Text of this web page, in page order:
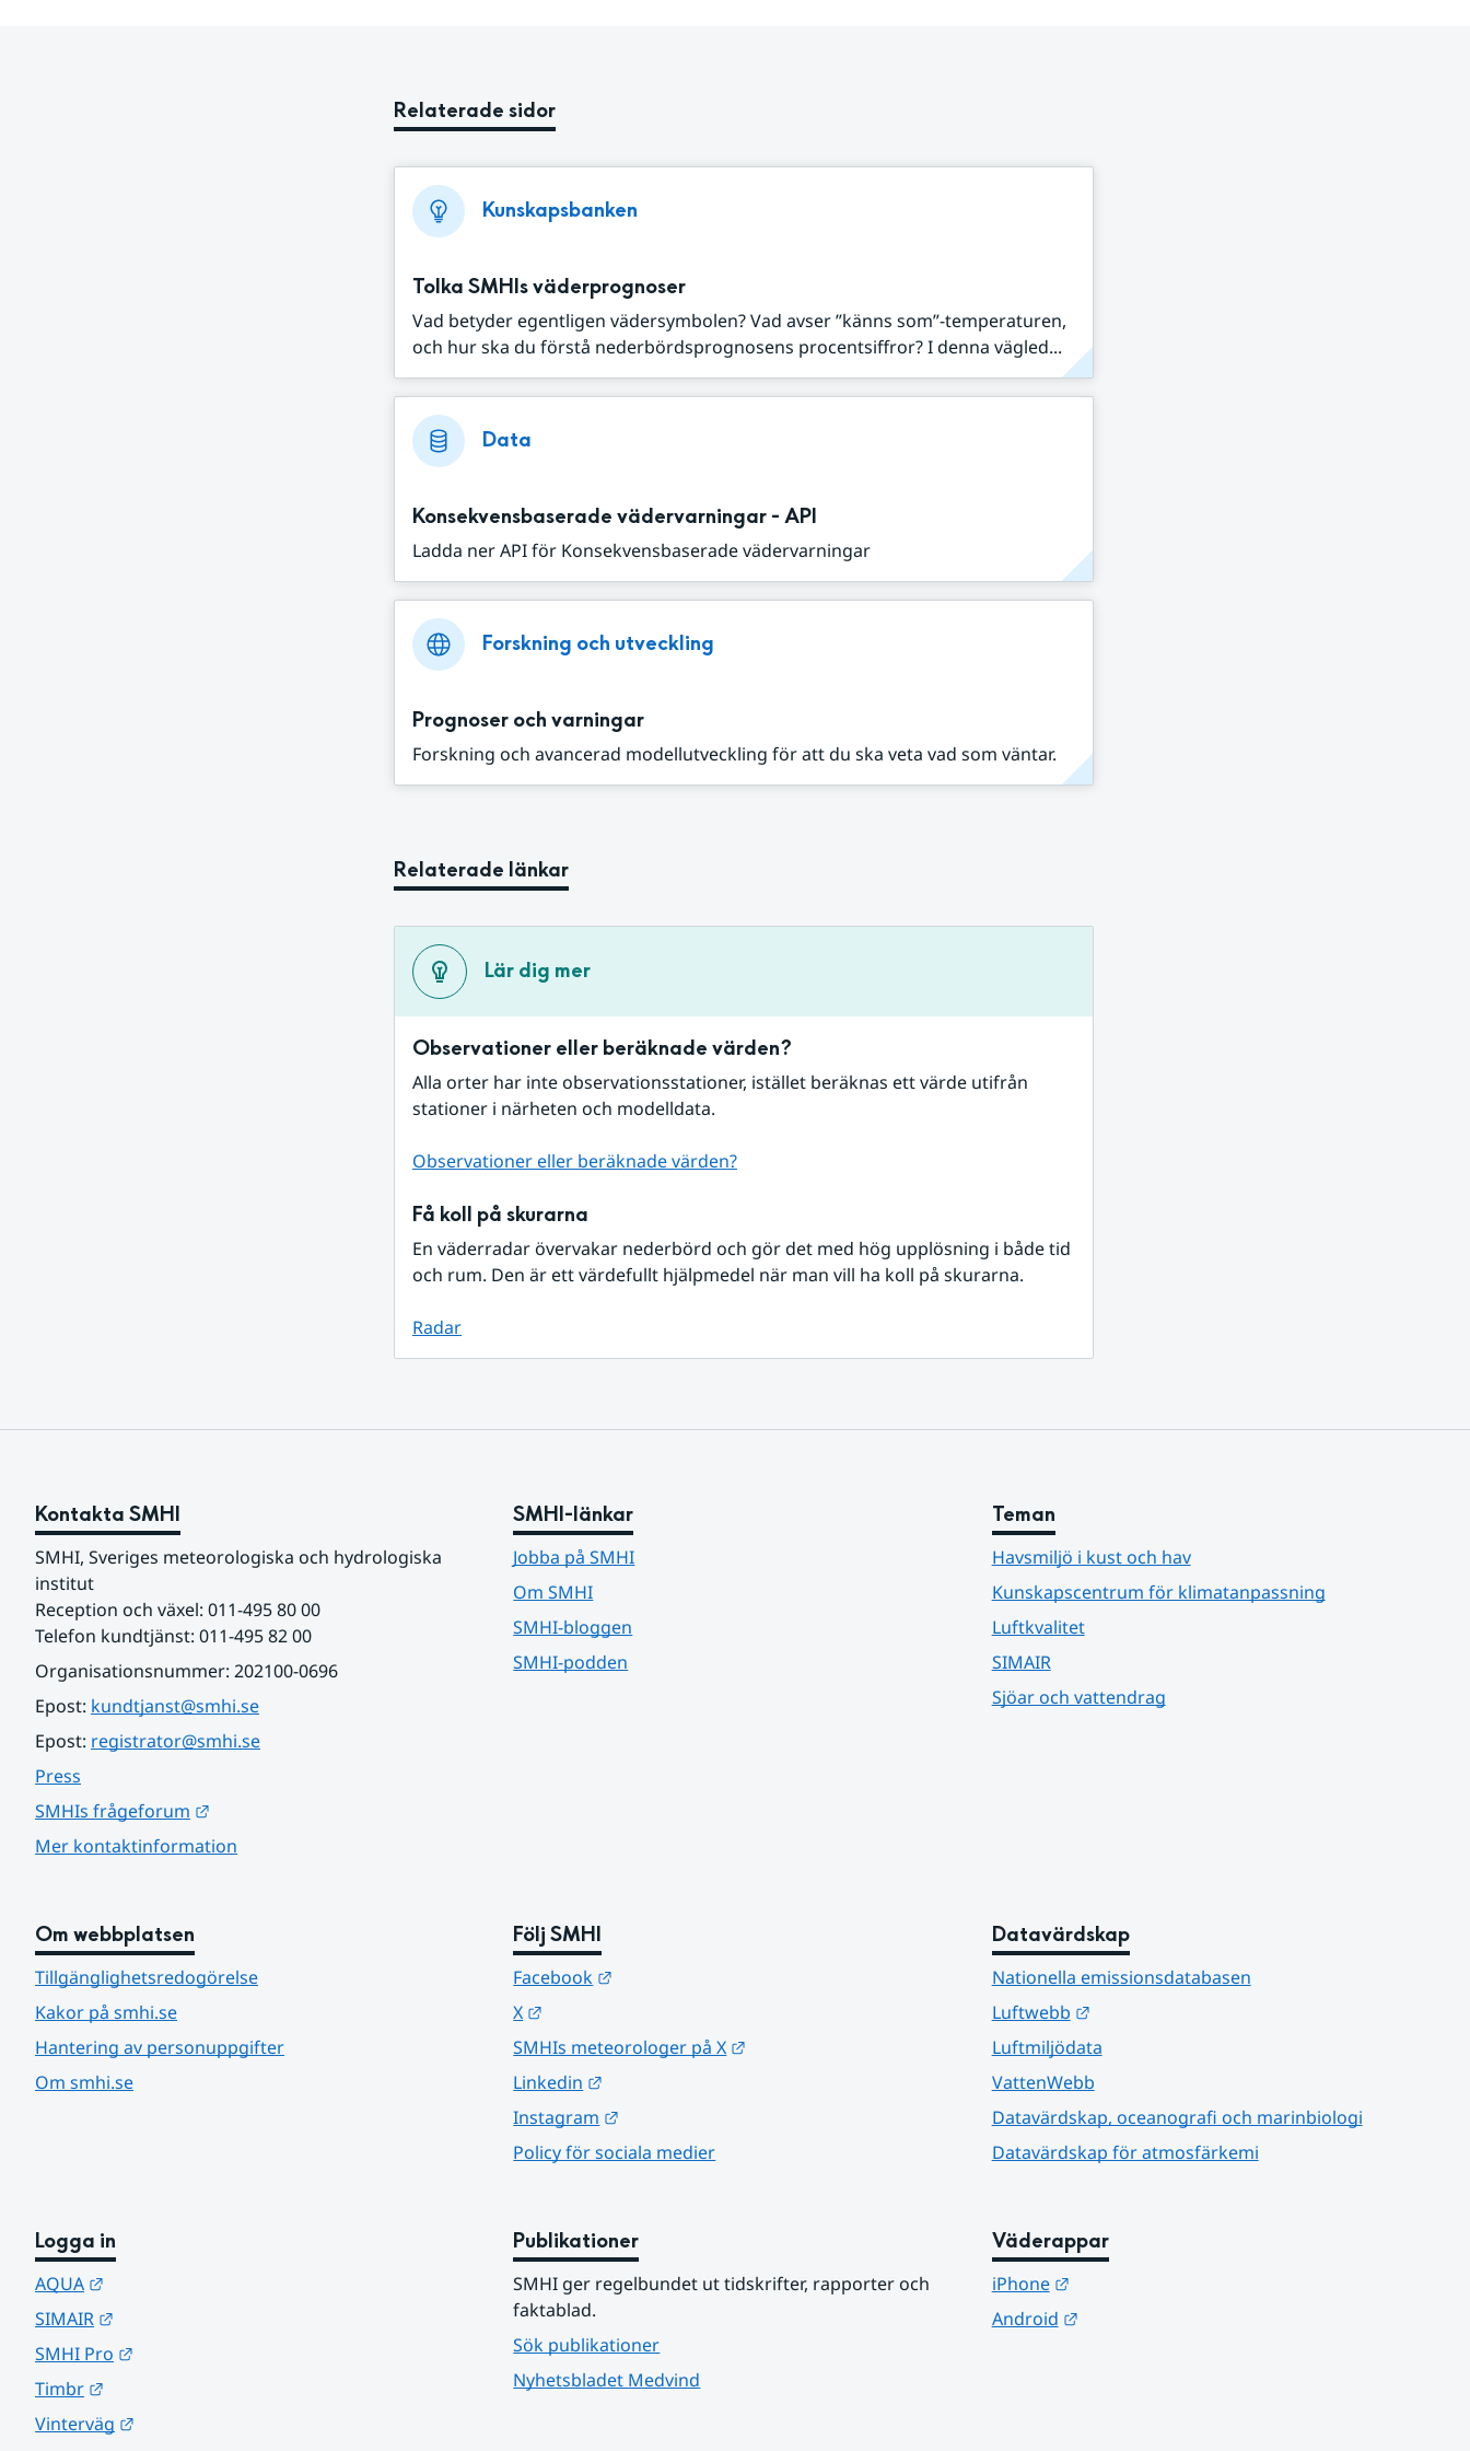
Relaterade sidor
Kunskapsbanken
Tolka SMHIs väderprognoser
Vad betyder egentligen vädersymbolen? Vad avser ”känns som”-temperaturen,
och hur ska du förstå nederbördsprognosens procentsiffror? I denna vägled...
Data
Konsekvensbaserade vädervarningar - API
Ladda ner API för Konsekvensbaserade vädervarningar
Forskning och utveckling
Prognoser och varningar
Forskning och avancerad modellutveckling för att du ska veta vad som väntar.
Relaterade länkar
Lär dig mer
Observationer eller beräknade värden?
Alla orter har inte observationsstationer, istället beräknas ett värde utifrån
stationer i närheten och modelldata.
Observationer eller beräknade värden?
Få koll på skurarna
En väderradar övervakar nederbörd och gör det med hög upplösning i både tid
och rum. Den är ett värdefullt hjälpmedel när man vill ha koll på skurarna.
Radar
Kontakta SMHI
SMHI, Sveriges meteorologiska och hydrologiska
institut
Reception och växel: 011-495 80 00
Telefon kundtjänst: 011-495 82 00
Organisationsnummer: 202100-0696
Epost: kundtjanst@smhi.se
Epost: registrator@smhi.se
Press
SMHIs frågeforum
Mer kontaktinformation
SMHI-länkar
Jobba på SMHI
Om SMHI
SMHI-bloggen
SMHI-podden
Teman
Havsmiljö i kust och hav
Kunskapscentrum för klimatanpassning
Luftkvalitet
SIMAIR
Sjöar och vattendrag
Om webbplatsen
Tillgänglighetsredogörelse
Kakor på smhi.se
Hantering av personuppgifter
Om smhi.se
Följ SMHI
Facebook
X
SMHIs meteorologer på X
Linkedin
Instagram
Policy för sociala medier
Datavärdskap
Nationella emissionsdatabasen
Luftwebb
Länk till annan webbplats.
Luftmiljödata
VattenWebb
Datavärdskap, oceanografi och marinbiologi
Datavärdskap för atmosfärkemi
Logga in
AQUA
SIMAIR
SMHI Pro
Timbr
Vinterväg
Publikationer
SMHI ger regelbundet ut tidskrifter, rapporter och
faktablad.
Sök publikationer
Nyhetsbladet Medvind
Väderappar
iPhone
Länk till annan webbplats.
Android
Länk till annan webbplats.